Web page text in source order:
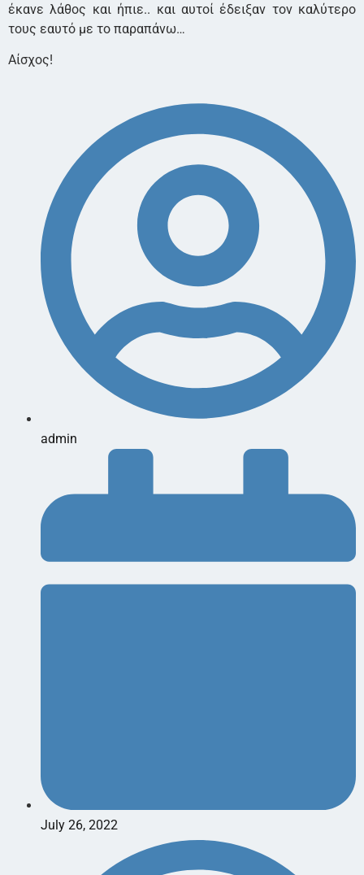
έκανε λάθος και ήπιε.. και αυτοί έδειξαν τον καλύτερο
τους εαυτό με το παραπάνω…
Αίσχος!
admin
July 26, 2022